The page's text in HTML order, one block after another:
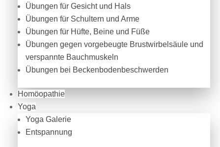
Übungen für Gesicht und Hals
Übungen für Schultern und Arme
Übungen für Hüfte, Beine und Füße
Übungen gegen vorgebeugte Brustwirbelsäule und
verspannte Bauchmuskeln
Übungen bei Beckenbodenbeschwerden
Homöopathie
Yoga
Yoga Galerie
Entspannung